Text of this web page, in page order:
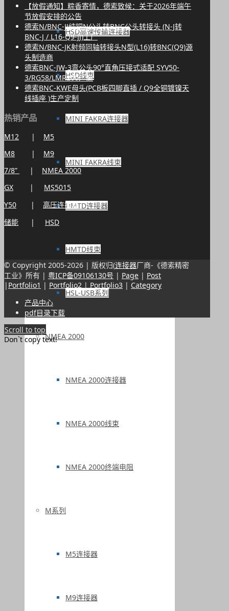
HSD高速传输连接器
HSD线束
MINI FAKRA连接器
MINI FAKRA线束
HMTD连接器
HMTD线束
HSL-USB系列
NMEA 2000
NMEA 2000连接器
NMEA 2000线束
NMEA 2000终端电阻
M系列
M5连接器
M9连接器
【放假通知】粽香寄情，德索致候：关于2026年端午
节放假安排的公告
德索N/BNC-JJ纯铜N公头转BNC公头转接头 (N-J转
BNC-J / L16-Q9-JJ)工厂
德索N/BNC-JK射频同轴转接头N型(L16)转BNC(Q9)源
头制造商
德索BNC-JW-3弯公头90°直角压接式适配 SYV50-
3/RG58/LMR200厂商
德索BNC-KWE母头(PCB板四脚直插 / Q9全铜镀镍天
线插座 )生产定制
热销产品
M12 | M5
M8 | M9
7/8”
| NMEA 2000
GX | MS5015
Y50 | 高压连接器
储能 | HSD
© Copyright 2005-2026 | 版权归(连接器厂商-《德索精密
工业》所有 | 粤ICP备09106130号 | Page | Post
| Portfolio1 | Portfolio2 | Portfolio3 | Category
产品中心
pdf目录下载
Scroll to top
Don`t copy text!